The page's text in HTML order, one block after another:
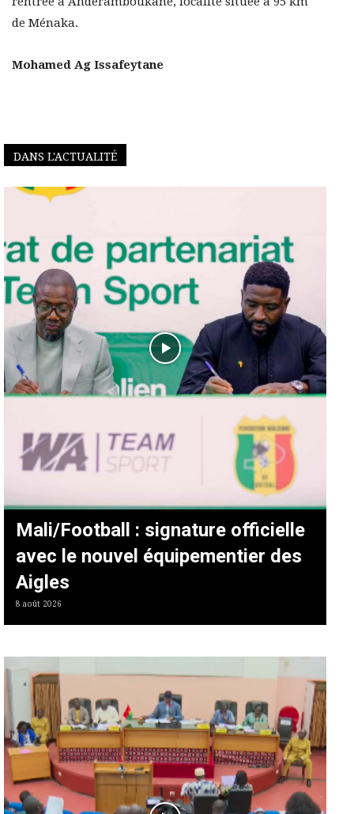
de Ménaka.
Mohamed Ag Issafeytane
DANS L'ACTUALITÉ
Mali/Football : signature officielle
avec le nouvel équipementier des
Aigles
8 août 2026